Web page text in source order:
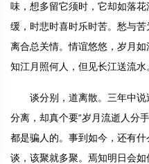
味，想多留它须时，它却如落
缓，时悲时喜时乐时苦。愁与
离合总关情。情谊悠悠，岁月
知江月照何人，但见长江送流水
谈分别，道离散。三年中说
分离，却真个要“岁月流逝人分
都是骗人的。事到如今，还有
谈，该聚就多聚。焉知明日会如